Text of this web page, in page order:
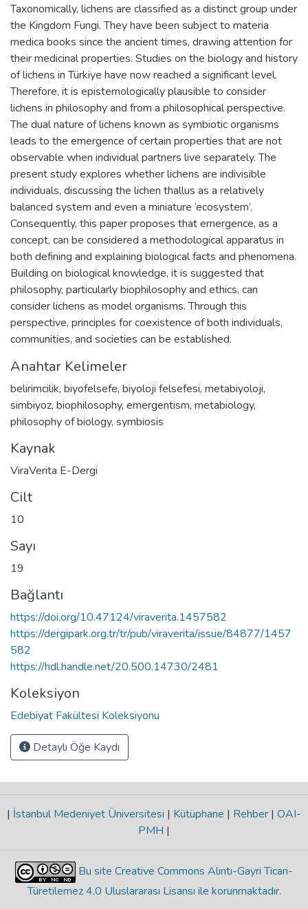
Taxonomically, lichens are classified as a distinct group under
the Kingdom Fungi. They have been subject to materia
medica books since the ancient times, drawing attention for
their medicinal properties. Studies on the biology and history
of lichens in Türkiye have now reached a significant level.
Therefore, it is epistemologically plausible to consider
lichens in philosophy and from a philosophical perspective.
The dual nature of lichens known as symbiotic organisms
leads to the emergence of certain properties that are not
observable when individual partners live separately. The
present study explores whether lichens are indivisible
individuals, discussing the lichen thallus as a relatively
balanced system and even a miniature ‘ecosystem’.
Consequently, this paper proposes that emergence, as a
concept, can be considered a methodological apparatus in
both defining and explaining biological facts and phenomena.
Building on biological knowledge, it is suggested that
philosophy, particularly biophilosophy and ethics, can
consider lichens as model organisms. Through this
perspective, principles for coexistence of both individuals,
communities, and societies can be established.
Anahtar Kelimeler
belirimcilik, biyofelsefe, biyoloji felsefesi, metabiyoloji,
simbiyoz, biophilosophy, emergentism, metabiology,
philosophy of biology, symbiosis
Kaynak
ViraVerita E-Dergi
Cilt
10
Sayı
19
Bağlantı
https://doi.org/10.47124/viraverita.1457582
https://dergipark.org.tr/tr/pub/viraverita/issue/84877/1457
582
https://hdl.handle.net/20.500.14730/2481
Koleksiyon
Edebiyat Fakültesi Koleksiyonu
Detaylı Öğe Kaydı
| İstanbul Medeniyet Üniversitesi | Kütüphane | Rehber | OAI-
PMH |
Bu site Creative Commons Alıntı-Gayri Ticari-
Türetilemez 4.0 Uluslararası Lisansı ile korunmaktadır.